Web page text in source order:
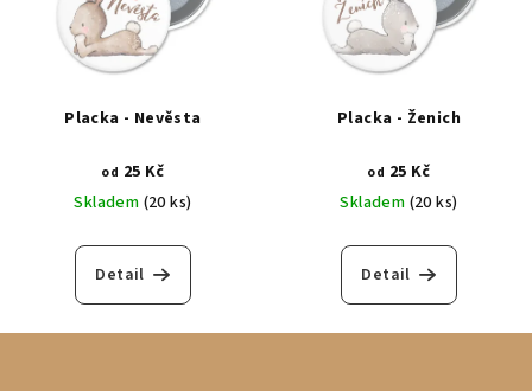
Placka - Nevěsta
od 25 Kč
Skladem (20 ks)
Detail
Placka - Ženich
od 25 Kč
Skladem (20 ks)
Detail
Z